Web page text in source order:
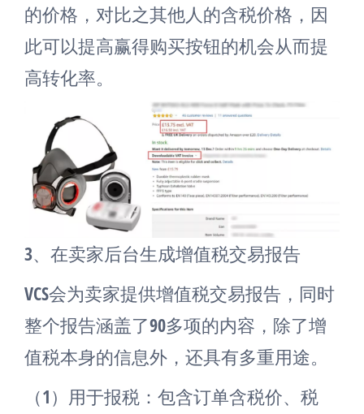
的价格，对比之其他人的含税价格，因
此可以提高赢得购买按钮的机会从而提
高转化率。
3、在卖家后台生成增值税交易报告
VCS会为卖家提供增值税交易报告，同时
整个报告涵盖了90多项的内容，除了增
值税本身的信息外，还具有多重用途。
（1）用于报税：包含订单含税价、税